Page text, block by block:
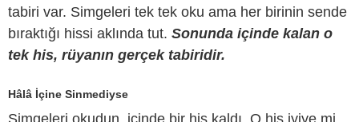
tabiri var. Simgeleri tek tek oku ama her birinin sende
bıraktığı hissi aklında tut. Sonunda içinde kalan o
tek his, rüyanın gerçek tabiridir.
Hâlâ İçine Sinmediyse